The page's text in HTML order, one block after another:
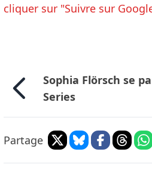
cliquer sur "Suivre sur
Sophia Flörsch se
Series
Partage